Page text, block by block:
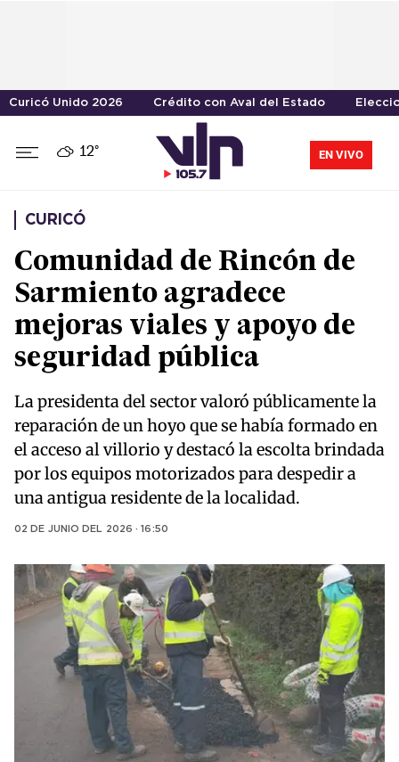
Curicó Unido 2026 Crédito con Aval del Estado
12° EN VIVO
CURICÓ
Comunidad de Rincón de
Sarmiento agradece
mejoras viales y apoyo de
seguridad pública
La presidenta del sector valoró públicamente la
reparación de un hoyo que se había formado en
el acceso al villorio y destacó la escolta brindada
por los equipos motorizados para despedir a
una antigua residente de la localidad.
02 DE JUNIO DEL 2026 · 16:50